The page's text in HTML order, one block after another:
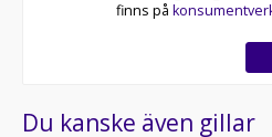
finns på
Du kanske även gillar